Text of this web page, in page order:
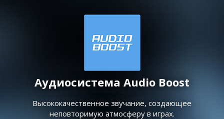
Аудиосистема Audio Boost
Высококачественное звучание, создающее
неповторимую атмосферу в играх.